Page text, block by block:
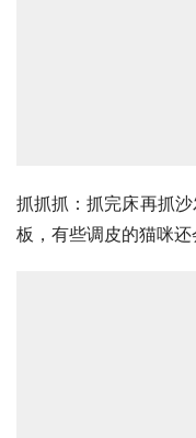
抓抓抓：抓完床再抓
板，有些调皮的猫咪还